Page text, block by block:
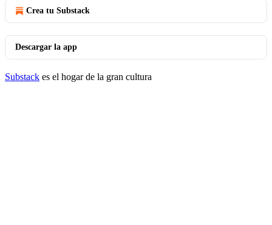
Crea tu Substack
Descargar la app
Substack es el hogar de la gran cultura